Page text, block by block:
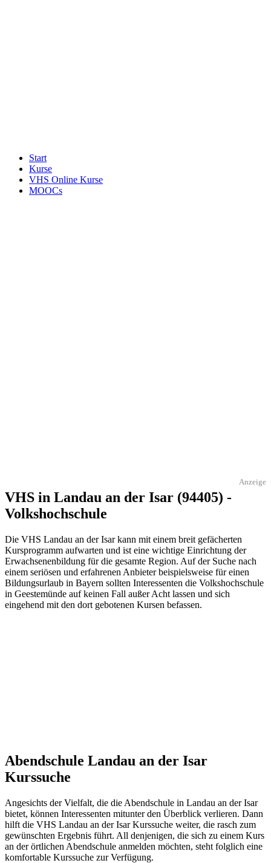
Start
Kurse
VHS Online Kurse
MOOCs
Anzeige
VHS in Landau an der Isar (94405) -
Volkshochschule
Die VHS Landau an der Isar kann mit einem breit gefächerten
Kursprogramm aufwarten und ist eine wichtige Einrichtung der
Erwachsenenbildung für die gesamte Region. Auf der Suche nach
einem seriösen und erfahrenen Anbieter beispielsweise für einen
Bildungsurlaub in Bayern sollten Interessenten die Volkshochschule
in Geestemünde auf keinen Fall außer Acht lassen und sich
eingehend mit den dort gebotenen Kursen befassen.
Abendschule Landau an der Isar
Kurssuche
Angesichts der Vielfalt, die die Abendschule in Landau an der Isar
bietet, können Interessenten mitunter den Überblick verlieren. Dann
hilft die VHS Landau an der Isar Kurssuche weiter, die rasch zum
gewünschten Ergebnis führt. All denjenigen, die sich zu einem Kurs
an der örtlichen Abendschule anmelden möchten, steht folglich eine
komfortable Kurssuche zur Verfügung.